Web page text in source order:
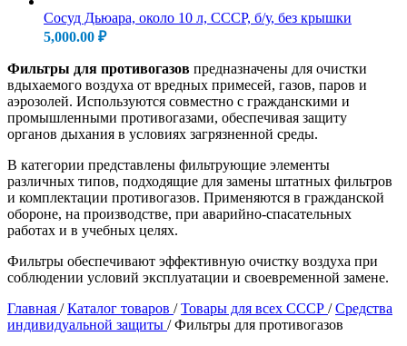
Сосуд Дьюара, около 10 л, СССР, б/у, без крышки
5,000.00 ₽
Фильтры для противогазов предназначены для очистки
вдыхаемого воздуха от вредных примесей, газов, паров и
аэрозолей. Используются совместно с гражданскими и
промышленными противогазами, обеспечивая защиту
органов дыхания в условиях загрязненной среды.
В категории представлены фильтрующие элементы
различных типов, подходящие для замены штатных фильтров
и комплектации противогазов. Применяются в гражданской
обороне, на производстве, при аварийно-спасательных
работах и в учебных целях.
Фильтры обеспечивают эффективную очистку воздуха при
соблюдении условий эксплуатации и своевременной замене.
Главная / Каталог товаров / Товары для всех СССР / Средства
индивидуальной защиты / Фильтры для противогазов